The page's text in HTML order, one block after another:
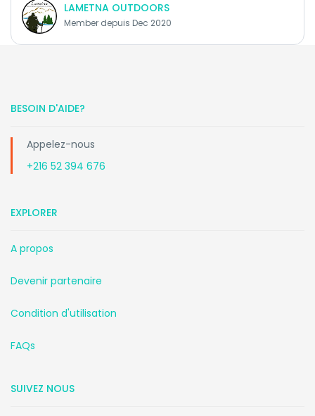
LAMETNA OUTDOORS
Member depuis Dec 2020
BESOIN D'AIDE?
Appelez-nous
+216 52 394 676
EXPLORER
A propos
Devenir partenaire
Condition d'utilisation
FAQs
SUIVEZ NOUS